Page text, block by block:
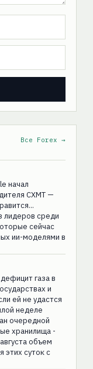
Все Forex →
начал
CXMT —
среди
сейчас
ии-моделями в
газа в
и
ей не удастся
неделе
очередной
хранилища -
объем
этих суток с